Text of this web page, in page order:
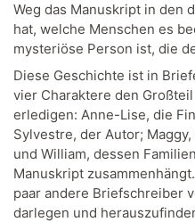
Weg das Manuskript in den
hat, welche Menschen es
mysteriöse Person ist, die
Diese Geschichte ist in
vier Charaktere den
erledigen: Anne-Lise, die
Sylvestre, der Autor;
und William, dessen
Manuskript
paar andere Briefschreiber
darlegen und